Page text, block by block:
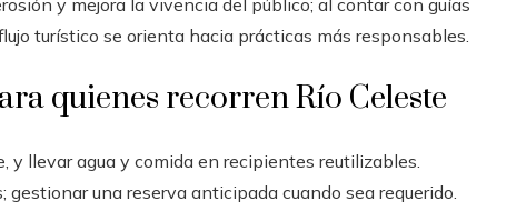
y mejora la vivencia del público; al contar con guías
turístico se orienta hacia prácticas más responsables.
quienes recorren Río Celeste
y llevar agua y comida en recipientes reutilizables.
gestionar una reserva anticipada cuando sea requerido.